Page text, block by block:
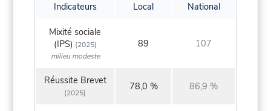
Indicateurs Local National
Mixité sociale
(IPS) (2025)
milieu modeste
89 107
Réussite Brevet
(2025)
78,0 % 86,9 %